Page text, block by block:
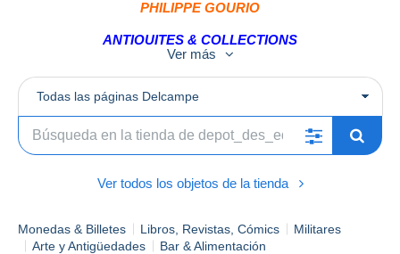
PHILIPPE GOURIO
ANTIQUITES & COLLECTIONS
OBJETS DE MARINE : SEXTANTS - CLOCHES -
POULIES - PAVILLONS - VAISSELLE MARINE -
LAMPES ...
ACHAT - VENTE - ECHANGE
Ver más
Todas las páginas Delcampe
Ver todos los objetos de la tienda
Monedas & Billetes Libros, Revistas, Cómics
Militares
Arte y Antigüedades
Bar & Alimentación